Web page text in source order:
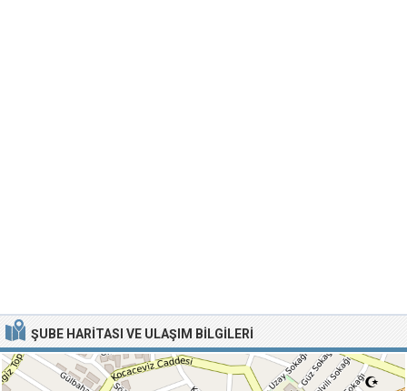
ŞUBE HARITASI VE ULAŞIM BILGILERI